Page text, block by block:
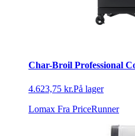
Char-Broil Professional
4.623,75 kr.På lager
Lomax Fra PriceRunner